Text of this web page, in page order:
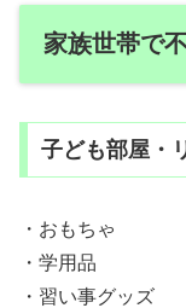
家族世帯で
子ども部屋・
・おもちゃ
・学用品
・習い事グッズ